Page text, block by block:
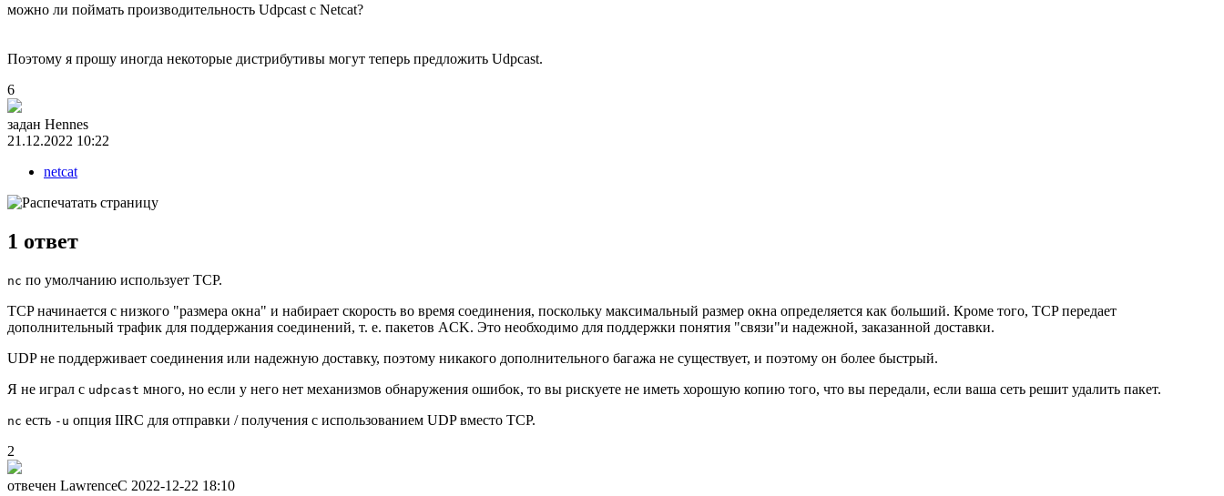
можно ли поймать производительность Udpcast с Netcat?
Поэтому я прошу иногда некоторые дистрибутивы могут теперь предложить Udpcast.
6
задан Hennes
21.12.2022 10:22
netcat
1 ответ
nc по умолчанию использует TCP.
TCP начинается с низкого "размера окна" и набирает скорость во время соединения, поскольку максимальный размер окна определяется как больший. Кроме того, TCP передает
дополнительный трафик для поддержания соединений, т. е. пакетов ACK. Это необходимо для поддержки понятия "связи"и надежной, заказанной доставки.
UDP не поддерживает соединения или надежную доставку, поэтому никакого дополнительного багажа не существует, и поэтому он более быстрый.
Я не играл с udpcast много, но если у него нет механизмов обнаружения ошибок, то вы рискуете не иметь хорошую копию того, что вы передали, если ваша сеть решит удалить пакет.
nc есть -u опция IIRC для отправки / получения с использованием UDP вместо TCP.
2
отвечен LawrenceC 2022-12-22 18:10